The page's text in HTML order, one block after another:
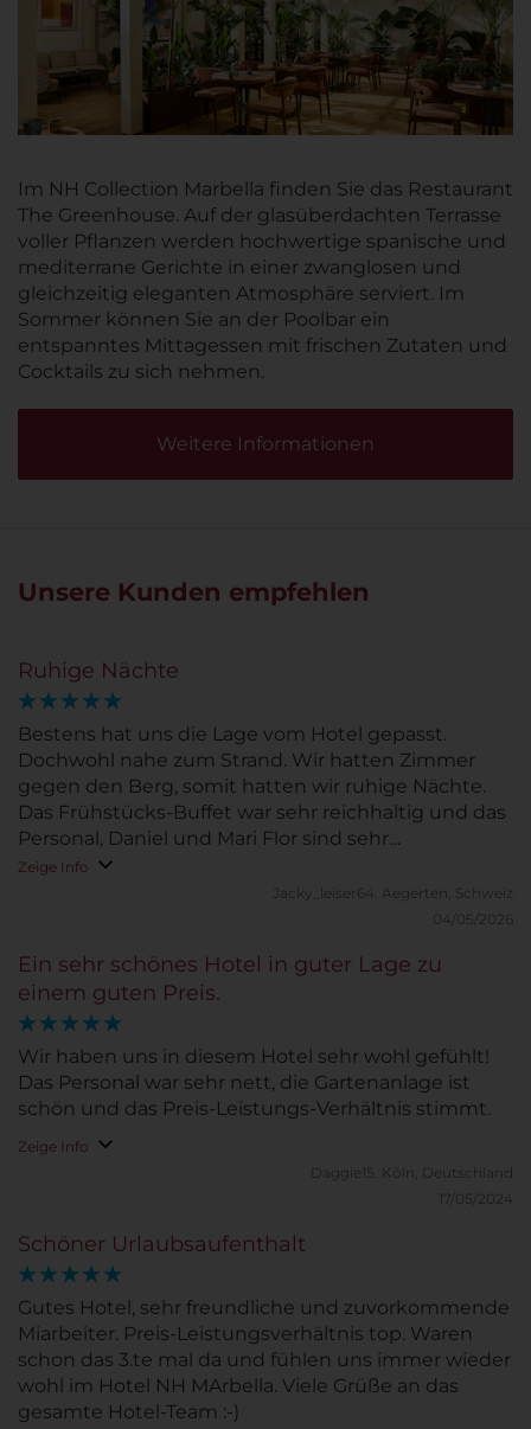
Im NH Collection Marbella finden Sie das Restaurant
The Greenhouse. Auf der glasüberdachten Terrasse
voller Pflanzen werden hochwertige spanische und
mediterrane Gerichte in einer zwanglosen und
gleichzeitig eleganten Atmosphäre serviert. Im
Sommer können Sie an der Poolbar ein
entspanntes Mittagessen mit frischen Zutaten und
Cocktails zu sich nehmen.
Weitere Informationen
Unsere Kunden empfehlen
Ruhige Nächte
Bestens hat uns die Lage vom Hotel gepasst.
Dochwohl nahe zum Strand. Wir hatten Zimmer
gegen den Berg, somit hatten wir ruhige Nächte.
Das Frühstücks-Buffet war sehr reichhaltig und das
Personal, Daniel und Mari Flor sind sehr
zuvorkommend. Sofortige Erledigung der
Bestellung. Besten Dank. Wir kommen wieder.
Zeige Info
Jacky_leiser64. Aegerten, Schweiz
04/05/2026
Ein sehr schönes Hotel in guter Lage zu
einem guten Preis.
Wir haben uns in diesem Hotel sehr wohl gefühlt!
Das Personal war sehr nett, die Gartenanlage ist
schön und das Preis-Leistungs-Verhältnis stimmt.
Zeige Info
Daggie15.
Köln, Deutschland
17/05/2024
Schöner Urlaubsaufenthalt
Gutes Hotel, sehr freundliche und zuvorkommende
Miarbeiter. Preis-Leistungsverhältnis top. Waren
schon das 3.te mal da und fühlen uns immer wieder
wohl im Hotel NH MArbella. Viele Grüße an das
gesamte Hotel-Team :-)